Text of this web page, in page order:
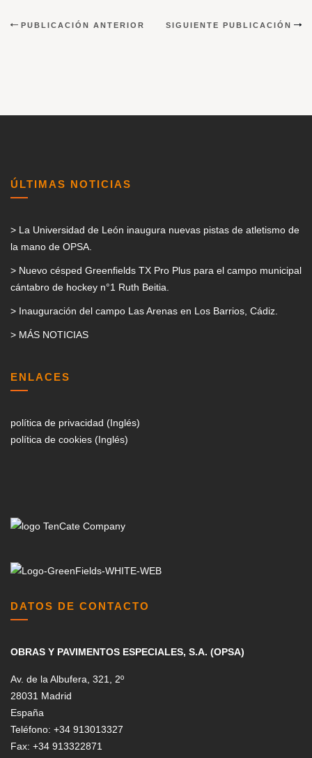
PUBLICACIÓN ANTERIOR SIGUIENTE PUBLICACIÓN
ÚLTIMAS NOTICIAS
> La Universidad de León inaugura nuevas pistas de atletismo de
la mano de OPSA.
> Nuevo césped Greenfields TX Pro Plus para el campo municipal
cántabro de hockey n°1 Ruth Beitia.
> Inauguración del campo Las Arenas en Los Barrios, Cádiz.
> MÁS NOTICIAS
ENLACES
política de privacidad (Inglés)
política de cookies (Inglés)
DATOS DE CONTACTO
OBRAS Y PAVIMENTOS ESPECIALES, S.A. (OPSA)
Av. de la Albufera, 321, 2º
28031 Madrid
España
Teléfono: +34 913013327
Fax: +34 913322871